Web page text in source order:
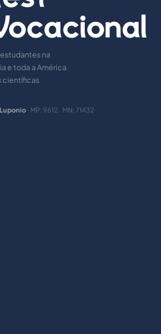
na
e toda a América
científicas
· MP: 9612 · MN: 71432